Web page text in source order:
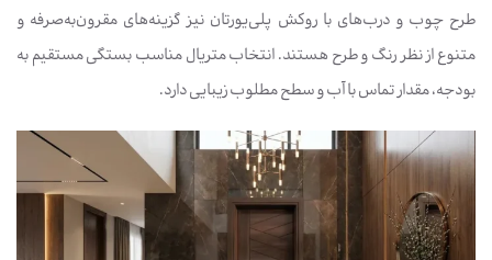
طرح چوب و درب‌های با روکش پلی‌یورتان نیز گزینه‌های مقرون‌به‌صرفه و
متنوع از نظر رنگ و طرح هستند. انتخاب متریال مناسب بستگی مستقیم به
بودجه، مقدار تماس با آب و سطح مطلوب زیبایی دارد.